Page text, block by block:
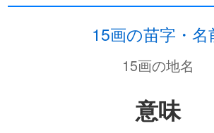
15画の苗字・名
15画の地名
意味